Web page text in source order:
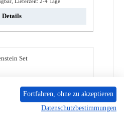
Details
Fortfahren, ohne zu akzeptieren
Datenschutzbestimmungen